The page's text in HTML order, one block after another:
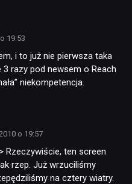
19:53
i to już nie pierwsza taka
3 razy pod newsem o Reach
niekompetencja.
o 19:57
Rzeczywiście, ten screen
rzep. Już wrzuciliśmy
na cztery wiatry.